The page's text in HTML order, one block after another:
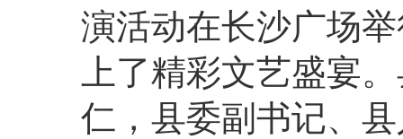
演活动在长沙广场
上了精彩文艺盛宴
仁，县委副书记、